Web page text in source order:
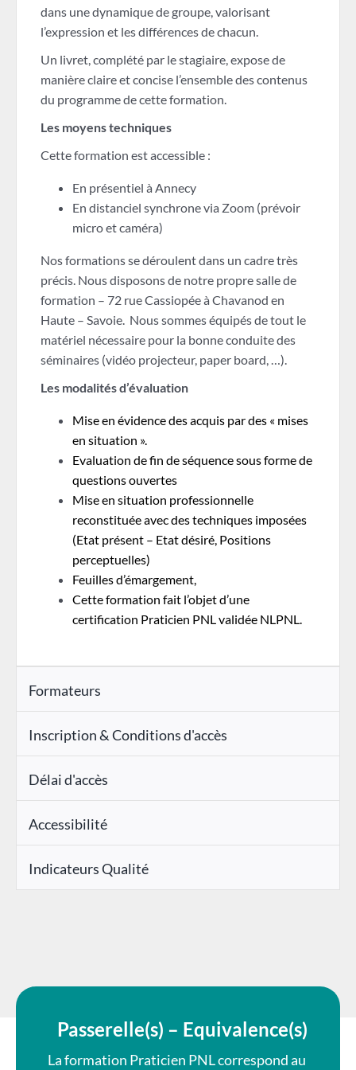
dans une dynamique de groupe, valorisant
l’expression et les différences de chacun.
Un livret, complété par le stagiaire, expose de
manière claire et concise l’ensemble des contenus
du programme de cette formation.
Les moyens techniques
Cette formation est accessible :
En présentiel à Annecy
En distanciel synchrone via Zoom (prévoir
micro et caméra)
Nos formations se déroulent dans un cadre très
précis. Nous disposons de notre propre salle de
formation – 72 rue Cassiopée à Chavanod en
Haute – Savoie. Nous sommes équipés de tout le
matériel nécessaire pour la bonne conduite des
séminaires (vidéo projecteur, paper board, …).
Les modalités d’évaluation
Mise en évidence des acquis par des « mises
en situation ».
Evaluation de fin de séquence sous forme de
questions ouvertes
Mise en situation professionnelle
reconstituée avec des techniques imposées
(Etat présent – Etat désiré, Positions
perceptuelles)
Feuilles d’émargement,
Cette formation fait l’objet d’une
certification Praticien PNL validée NLPNL.
Formateurs
Inscription & Conditions d'accès
Délai d'accès
Accessibilité
Indicateurs Qualité
Passerelle(s) – Equivalence(s)
La formation Praticien PNL correspond au